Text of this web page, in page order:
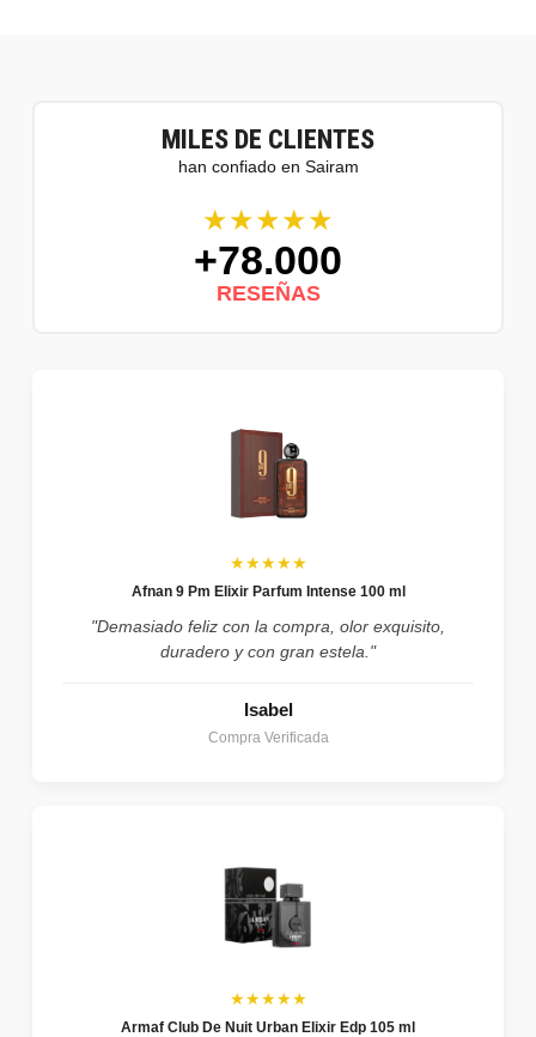
MILES DE CLIENTES
han confiado en Sairam
★★★★★
+78.000
RESEÑAS
★★★★★
Afnan 9 Pm Elixir Parfum Intense 100 ml
"Demasiado feliz con la compra, olor exquisito,
duradero y con gran estela."
Isabel
Compra Verificada
★★★★★
Armaf Club De Nuit Urban Elixir Edp 105 ml